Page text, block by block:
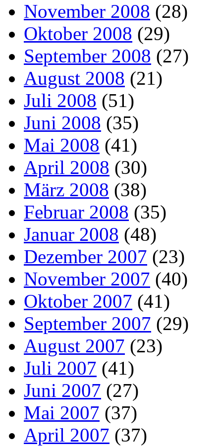
November 2008 (28)
Oktober 2008 (29)
September 2008 (27)
August 2008 (21)
Juli 2008 (51)
Juni 2008 (35)
Mai 2008 (41)
April 2008 (30)
März 2008 (38)
Februar 2008 (35)
Januar 2008 (48)
Dezember 2007 (23)
November 2007 (40)
Oktober 2007 (41)
September 2007 (29)
August 2007 (23)
Juli 2007 (41)
Juni 2007 (27)
Mai 2007 (37)
April 2007 (37)